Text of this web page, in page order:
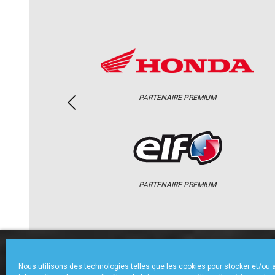
Nous utilisons des technologies telles que les cookies pour stocker et/ou
PARTENAIRE PREMIUM
PARTENAIRE PREMIUM
ACCUEIL CHAMPIONNAT